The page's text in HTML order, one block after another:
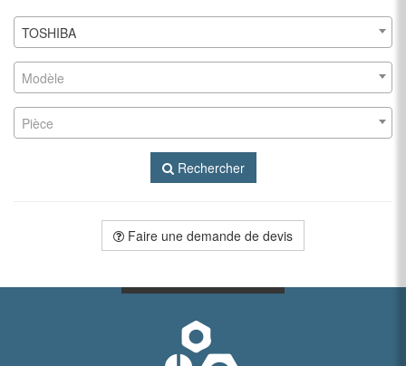
TOSHIBA
Modèle
Pièce
Rechercher
Faire une demande de devis